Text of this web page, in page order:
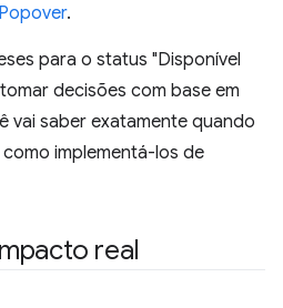
.
para o status "Disponível
decisões com base em
vai saber exatamente quando
implementá-los de
real